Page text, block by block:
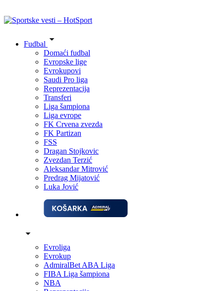
Fudbal
Domaći fudbal
Evropske lige
Evrokupovi
Saudi Pro liga
Reprezentacija
Transferi
Liga šampiona
Liga evrope
FK Crvena zvezda
FK Partizan
FSS
Dragan Stojkovic
Zvezdan Terzić
Aleksandar Mitrović
Predrag Mijatović
Luka Jović
Evroliga
Evrokup
AdmiralBet ABA Liga
FIBA Liga šampiona
NBA